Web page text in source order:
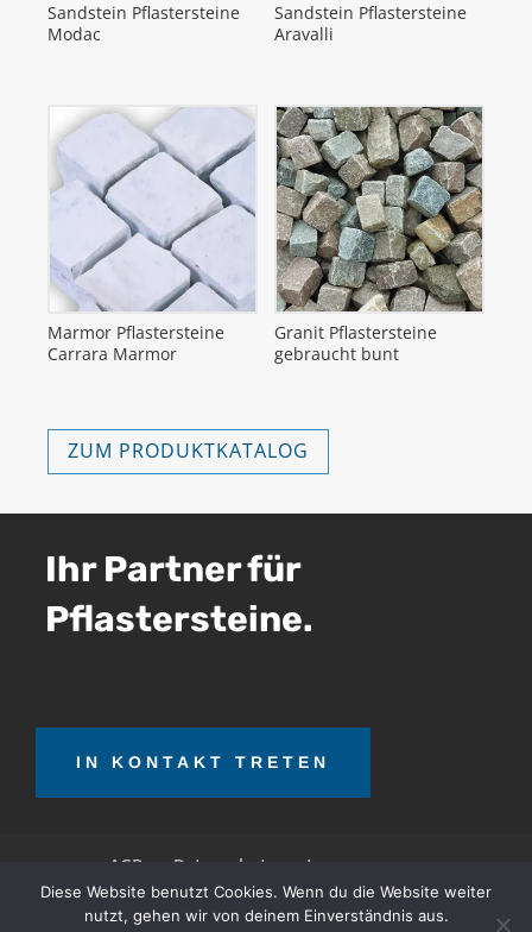
Sandstein Pflastersteine
Modac
Sandstein Pflastersteine
Aravalli
Marmor Pflastersteine
Carrara Marmor
Granit Pflastersteine
gebraucht bunt
ZUM PRODUKTKATALOG
Ihr Partner für
Pflastersteine.
IN KONTAKT TRETEN
AGB Datenschutz Impressum
Diese Website benutzt Cookies. Wenn du die Website weiter
nutzt, gehen wir von deinem Einverständnis aus.